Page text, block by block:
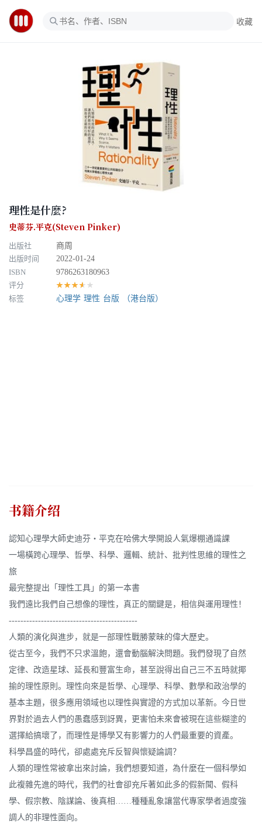
收藏
理性是什麼?
史蒂芬.平克(Steven Pinker)
出版社
商周
出版时间
2022-01-24
ISBN
9786263180963
评分
★★★★★
标签 心理学 理性 台版 （港台版）
书籍介绍
認知心理學大師史迪芬‧平克在哈佛大學開設人氣爆棚通識課
一場橫跨心理學、哲學、科學、邏輯、統計、批判性思維的理性之
旅
最完整提出「理性工具」的第一本書
我們遠比我們自己想像的理性，真正的關鍵是，相信與運用理性！
--------------------------------------------
人類的演化與進步，就是一部理性戰勝蒙昧的偉大歷史。
從古至今，我們不只求溫飽，還會動腦解決問題。我們發現了自然
定律、改造星球、延長和豐富生命，甚至說得出自己三不五時就揶
揄的理性原則。理性向來是哲學、心理學、科學、數學和政治學的
基本主題，很多應用領域也以理性與實證的方式加以革新。今日世
界對於過去人們的愚蠢感到訝異，更害怕未來會被現在這些糊塗的
選擇給搞壞了，而理性是博學又有影響力的人們最重要的資產。
科學昌盛的時代，卻處處充斥反智與懷疑論調？
人類的理性常被拿出來討論，我們想要知道，為什麼在一個科學如
此複雜先進的時代，我們的社會卻充斥著如此多的假新聞、假科
學、假宗教、陰謀論、後真相……種種亂象讓當代專家學者過度強
調人的非理性面向。